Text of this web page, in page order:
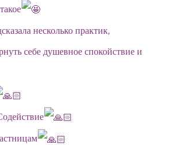
несколько практик,
себе душевное спокойствие и